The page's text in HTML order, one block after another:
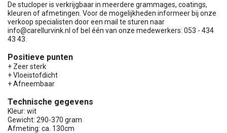
De stucloper is verkrijgbaar in meerdere grammages, coatings,
kleuren of afmetingen. Voor de mogelijkheden informeer bij onze
verkoop specialisten door een mail te sturen naar
info@carellurvink.nl of bel één van onze medewerkers: 053 - 434
43 43.
Positieve punten
+ Zeer sterk
+ Vloeistofdicht
+ Afneembaar
Technische gegevens
Kleur: wit
Gewicht: 290-370 gram
Afmeting: ca. 130cm